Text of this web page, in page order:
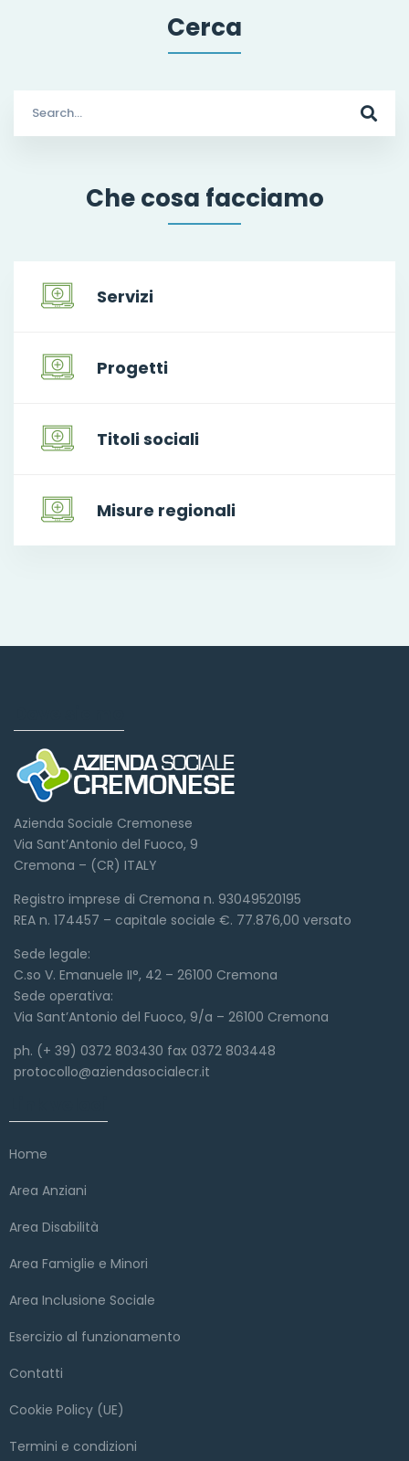
Cerca
for:
Che cosa facciamo
Servizi
Progetti
Titoli sociali
Misure regionali
Azienda Sociale Cremonese
Via Sant’Antonio del Fuoco, 9
Cremona – (CR) ITALY
Registro imprese di Cremona n. 93049520195
REA n. 174457 – capitale sociale €. 77.876,00 versato
Sede legale:
C.so V. Emanuele II°, 42 – 26100 Cremona
Sede operativa:
Via Sant’Antonio del Fuoco, 9/a – 26100 Cremona
ph. (+ 39) 0372 803430 fax 0372 803448
protocollo@aziendasocialecr.it
Home
Area Anziani
Area Disabilità
Area Famiglie e Minori
Area Inclusione Sociale
Esercizio al funzionamento
Contatti
Cookie Policy (UE)
Termini e condizioni